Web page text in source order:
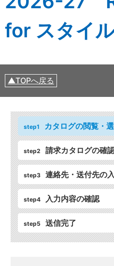
for スタイ
TOPへ戻る
step1 カタログの閲覧・
step2 請求カタログの確
step3 連絡先・送付先の
step4 入力内容の確認
step5 送信完了